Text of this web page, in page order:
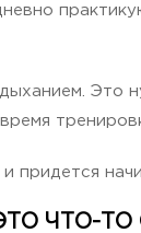
Это
ЧТО-ТО